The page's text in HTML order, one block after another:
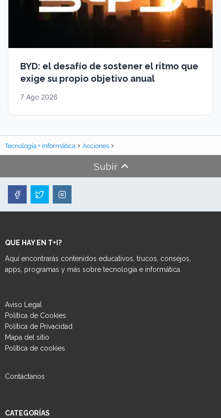
BYD: el desafío de sostener el ritmo que
exige su propio objetivo anual
7 Ago 2026
Tecnología + Informática Acciones
Subir
QUE HAY EN T+I?
Aquí encontrarás contenidos educativos, trucos, consejos,
apps, programas y más sobre tecnología e informática.
Aviso Legal
Política de Cookies
Política de Privacidad
Mapa del sitio
Política de cookies
Contáctanos
CATEGORÍAS